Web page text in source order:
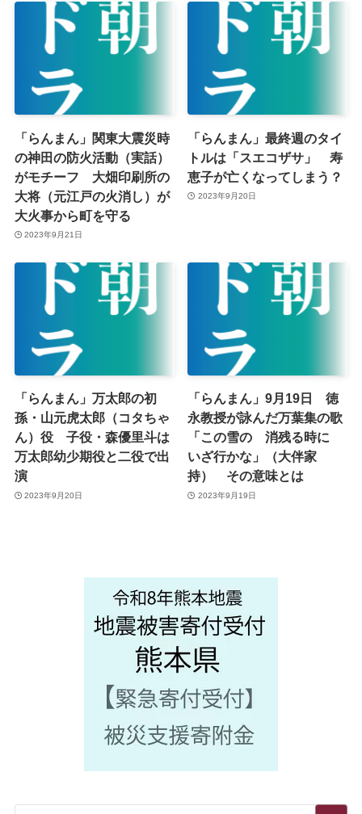
「らんまん」関東大震災時
の神田の防火活動（実話）
がモチーフ 大畑印刷所の
大将（元江戸の火消し）が
大火事から町を守る
2023年9月21日
「らんまん」最終週のタイ
トルは「スエコザサ」 寿
恵子が亡くなってしまう？
2023年9月20日
「らんまん」万太郎の初
孫・山元虎太郎（コタちゃ
ん）役 子役・森優里斗は
万太郎幼少期役と二役で出
演
2023年9月20日
「らんまん」9月19日 徳
永教授が詠んだ万葉集の歌
「この雪の 消残る時に
いざ行かな」（大伴家
持） その意味とは
2023年9月19日